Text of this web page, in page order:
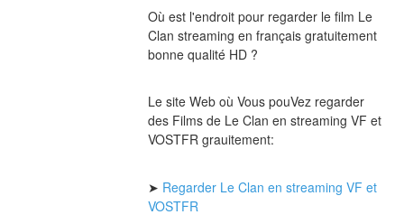
Où est l'endroit pour regarder le film Le
Clan streaming en français gratuitement
bonne qualité HD ?
Le site Web où Vous pouVez regarder
des Films de Le Clan en streaming VF et
VOSTFR grauitement:
➤ Regarder Le Clan en streaming VF et
VOSTFR